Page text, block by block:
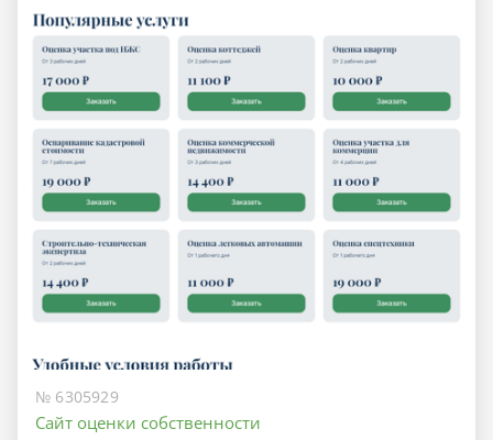
№ 6305929
Сайт оценки собственности